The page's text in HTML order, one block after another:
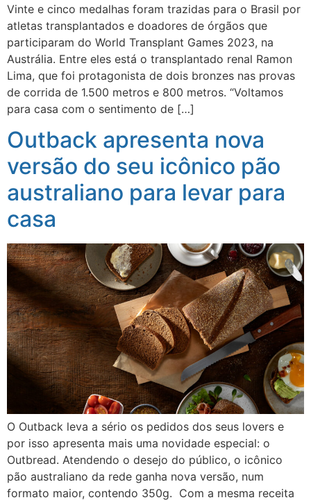
Vinte e cinco medalhas foram trazidas para o Brasil por
atletas transplantados e doadores de órgãos que
participaram do World Transplant Games 2023, na
Austrália. Entre eles está o transplantado renal Ramon
Lima, que foi protagonista de dois bronzes nas provas
de corrida de 1.500 metros e 800 metros. “Voltamos
para casa com o sentimento de […]
Outback apresenta nova
versão do seu icônico pão
australiano para levar para
casa
O Outback leva a sério os pedidos dos seus lovers e
por isso apresenta mais uma novidade especial: o
Outbread. Atendendo o desejo do público, o icônico
pão australiano da rede ganha nova versão, num
formato maior, contendo 350g. Com a mesma receita